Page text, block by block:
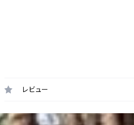
レビュー